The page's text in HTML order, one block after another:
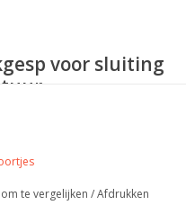
voor sluiting
te vergelijken /Afdrukken